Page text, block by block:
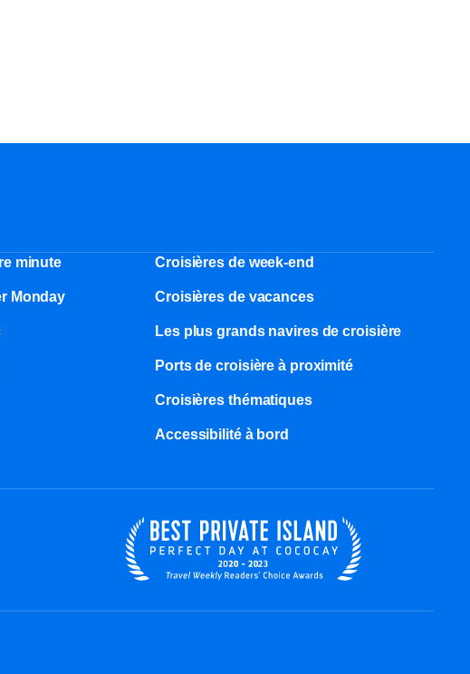
minute Croisières de week-end
Monday Croisières de vacances
Les plus grands navires de croisière
Ports de croisière à proximité
Croisières thématiques
Accessibilité à bord​